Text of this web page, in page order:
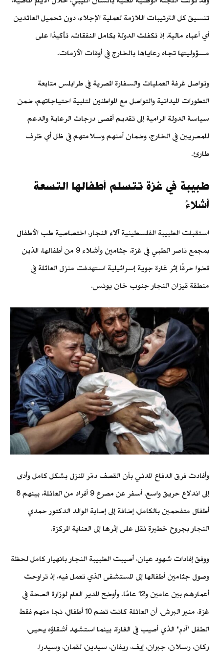
تنسيق كل الترتيبات اللازمة لعملية الإجلاء، دون تحميل العائدين
أي أعباء مالية، إذ تكفلت الدولة بكامل النفقات، تأكيدًا على
مسؤوليتها تجاه رعاياها بالخارج في أوقات الأزمات.
وتواصل غرفة العمليات والسفارة المصرية في طرابلس متابعة
التطورات الميدانية والتواصل مع المواطنين لتلبية احتياجاتهم، ضمن
سياسة الدولة الرامية إلى تقديم أقصى درجات الرعاية والدعم
للمصريين في الخارج، وضمان أمنهم وسلامتهم في ظل أي ظرف
طارئ.
طبيبة في غزة تتسلم أطفالها التسعة
أشلاءً
استقبلت الطبيبة الفلسطينية آلاء النجار، اختصاصية طب الأطفال
بمجمع ناصر الطبي في غزة، جثامين وأشلاء 9 من أطفالها، الذين
قضوا حرقًا إثر غارة جوية إسرائيلية استهدفت منزل العائلة في
منطقة قيزان النجار جنوب خان يونس.
وأفادت فرق الدفاع المدني بأن القصف دمّر المنزل بشكل كامل وأدى
إلى اندلاع حريق واسع، أسفر عن مصرع 9 أفراد من العائلة، بينهم 8
أطفال متفحمين بالكامل، إضافة إلى إصابة الوالد الدكتور حمدي
النجار بجروح خطيرة نقل على إثرها إلى العناية المركزة.
ووفق إفادات شهود عيان، أصيبت الطبيبة النجار بانهيار كامل لحظة
وصول جثامين أطفالها إلى المستشفى الذي تعمل فيه، إذ تراوحت
أعمارهم بين عامين و12 عامًا. وأوضح المدير العام لوزارة الصحة في
غزة، منير البرش، أن العائلة كانت تضم 10 أطفال، نجا منهم فقط
الطفل "آدم" الذي أصيب في الغارة، بينما استشهد أشقاؤه يحيى،
ركان، رسلان، جبران، إيف، ريفان، سيدين، لقمان، وسيدرا.